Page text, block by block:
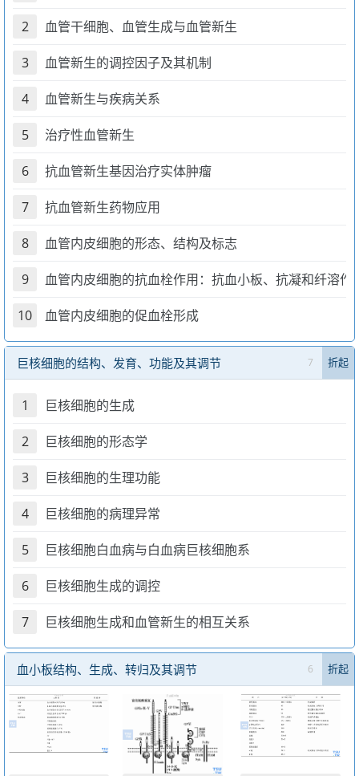
2 血管干细胞、血管生成与血管新生
3 血管新生的调控因子及其机制
4 血管新生与疾病关系
5 治疗性血管新生
6 抗血管新生基因治疗实体肿瘤
7 抗血管新生药物应用
8 血管内皮细胞的形态、结构及标志
9 血管内皮细胞的抗血栓作用：抗血小板、抗凝和纤溶作
10 血管内皮细胞的促血栓形成
巨核细胞的结构、发育、功能及其调节 7 折起
1 巨核细胞的生成
2 巨核细胞的形态学
3 巨核细胞的生理功能
4 巨核细胞的病理异常
5 巨核细胞白血病与白血病巨核细胞系
6 巨核细胞生成的调控
7 巨核细胞生成和血管新生的相互关系
血小板结构、生成、转归及其调节 6 折起